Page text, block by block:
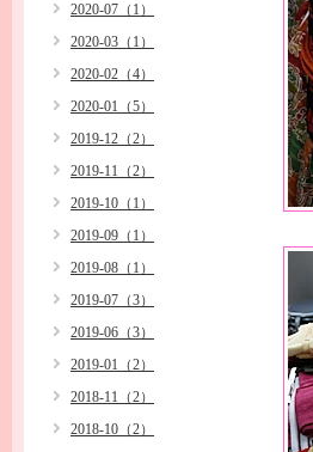
2020-07（1）
2020-03（1）
2020-02（4）
2020-01（5）
2019-12（2）
2019-11（2）
2019-10（1）
2019-09（1）
2019-08（1）
2019-07（3）
2019-06（3）
2019-01（2）
2018-11（2）
2018-10（2）